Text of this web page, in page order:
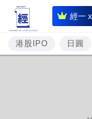
經一
即
時
財
經
港股IPO 日圓